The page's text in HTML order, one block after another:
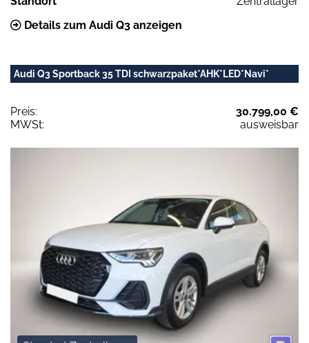
Details zum Audi Q3 anzeigen
Audi Q3 Sportback 35 TDI schwarzpaket*AHK*LED*Navi*
Preis:
30.799,00 €
MWSt:
ausweisbar